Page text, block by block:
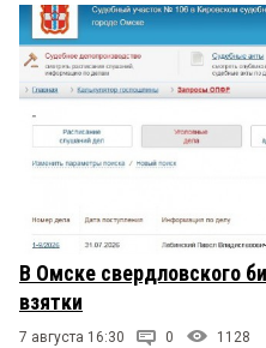
В Омске свердловского
взятки
7 августа 16:30 0 1128